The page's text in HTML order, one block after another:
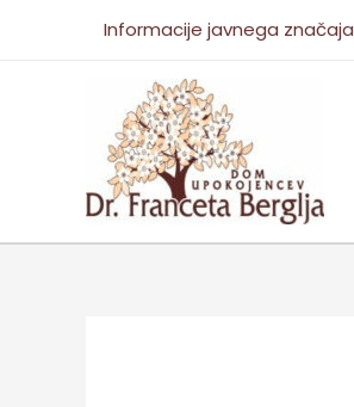
Informacije javnega značaja